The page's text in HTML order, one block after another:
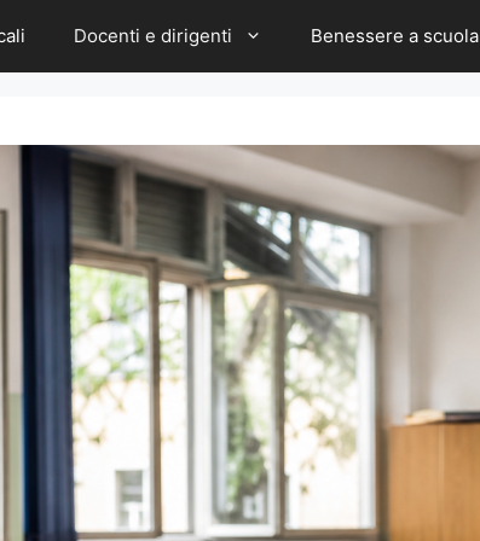
Docenti e dirigenti Benessere a scuola